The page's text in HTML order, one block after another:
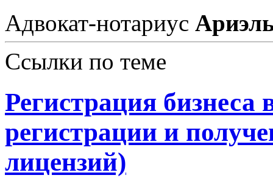
Адвокат-нотариус
Ссылки по теме
Регистрация
регистрации и
лицензий)